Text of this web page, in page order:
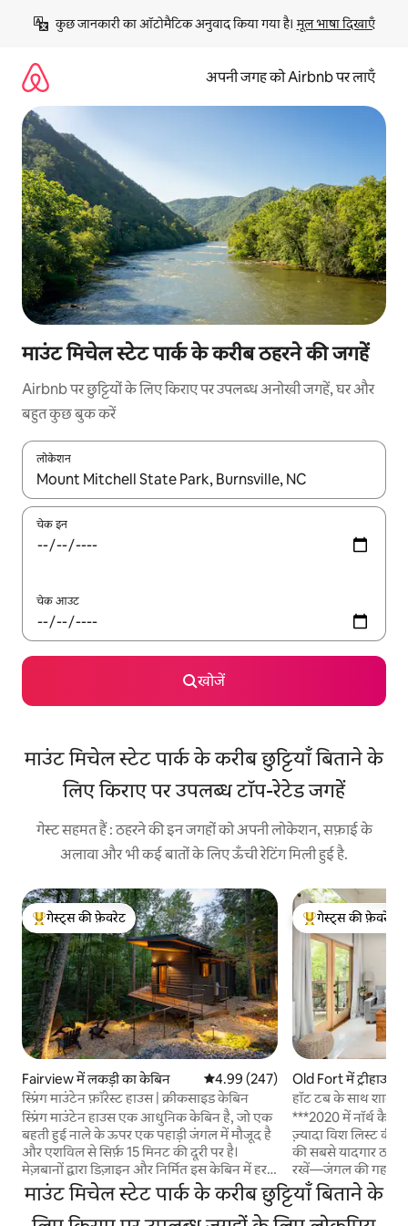
छोड़कर
कॉन्टेंट
कुछ जानकारी का ऑटोमैटिक अनुवाद किया गया है। मूल भाषा दिखाएँ
अपनी जगह को Airbnb पर लाएँ
माउंट मिचेल स्टेट पार्क के करीब ठहरने की जगहें
Airbnb पर छुट्टियों के लिए किराए पर उपलब्ध अनोखी जगहें, घर और
बहुत कुछ बुक करें
लोकेशन
नतीजों के उपलब्ध होने पर, अप और डाउन 'ऐरो की' का इस्तेमाल करके नेविगेट
चेक इन
चेक आउट
खोजें
माउंट मिचेल स्टेट पार्क के करीब छुट्टियाँ बिताने के
लिए किराए पर उपलब्ध टॉप-रेटेड जगहें
गेस्ट सहमत हैं : ठहरने की इन जगहों को अपनी लोकेशन, सफ़ाई के
अलावा और भी कई बातों के लिए ऊँची रेटिंग मिली हुई है.
गेस्ट्स का टॉप फ़ेवरेट
गेस्ट्स की फ़ेवरेट
Fairview में लकड़ी का केबिन औसत रेटिंग 5 में से 4.99, 247 समीक्षाएँ
4.99 (247)
स्प्रिंग माउंटेन फ़ॉरेस्ट हाउस | क्रीकसाइड केबिन
स्प्रिंग माउंटेन हाउस एक आधुनिक केबिन है, जो एक
बहती हुई नाले के ऊपर एक पहाड़ी जंगल में मौजूद है
और एशविल से सिर्फ़ 15 मिनट की दूरी पर है।
मेज़बानों द्वारा डिज़ाइन और निर्मित इस केबिन में हर
जगह हाथ से बनी लकड़ी और धातु की कलाकारी
देखने को मिलती है, जिसके लिए साइट से ही लकड़ी
ली गई है। नहर की ध्वनियों के साथ जागें, चारों ओर
गेस्ट्स का टॉप फ़ेवरेट
गेस्ट्स की फ़ेवरेट
Old Fort में ट्रीहाउस
हॉट टब के साथ
***2020 में नॉर्थ
ज़्यादा विश लिस्ट की गई
की सबसे यादगार
रखें—जंगल की
निजी ट्रीहाउस, जिसे
और पूरी शांति के लिए
झूलते हुए पुल से
माउंट मिचेल स्टेट पार्क के करीब छुट्टियाँ बिताने के